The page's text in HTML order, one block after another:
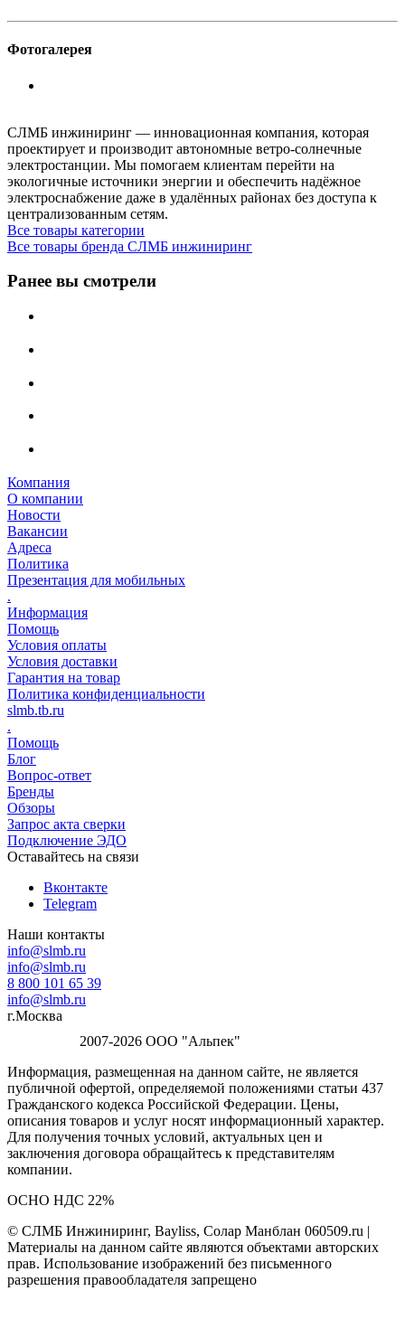
Фотогалерея
СЛМБ инжиниринг — инновационная компания, которая
проектирует и производит автономные ветро‑солнечные
электростанции. Мы помогаем клиентам перейти на
экологичные источники энергии и обеспечить надёжное
электроснабжение даже в удалённых районах без доступа к
централизованным сетям.
Все товары категории
Все товары бренда СЛМБ инжиниринг
Ранее вы смотрели
Компания
О компании
Новости
Вакансии
Адреса
Политика
Презентация для мобильных
.
Информация
Помощь
Условия оплаты
Условия доставки
Гарантия на товар
Политика конфиденциальности
slmb.tb.ru
.
Помощь
Блог
Вопрос-ответ
Бренды
Обзоры
Запрос акта сверки
Подключение ЭДО
Оставайтесь на связи
Вконтакте
Telegram
Наши контакты
info@slmb.ru
info@slmb.ru
8 800 101 65 39
info@slmb.ru
г.Москва
2007-2026 ООО "Альпек"
Информация, размещенная на данном сайте, не является
публичной офертой, определяемой положениями статьи 437
Гражданского кодекса Российской Федерации. Цены,
описания товаров и услуг носят информационный характер.
Для получения точных условий, актуальных цен и
заключения договора обращайтесь к представителям
компании.
ОСНО НДС 22%
© СЛМБ Инжиниринг, Bayliss, Солар Манблан 060509.ru |
Материалы на данном сайте являются объектами авторских
прав. Использование изображений без письменного
разрешения правообладателя запрещено